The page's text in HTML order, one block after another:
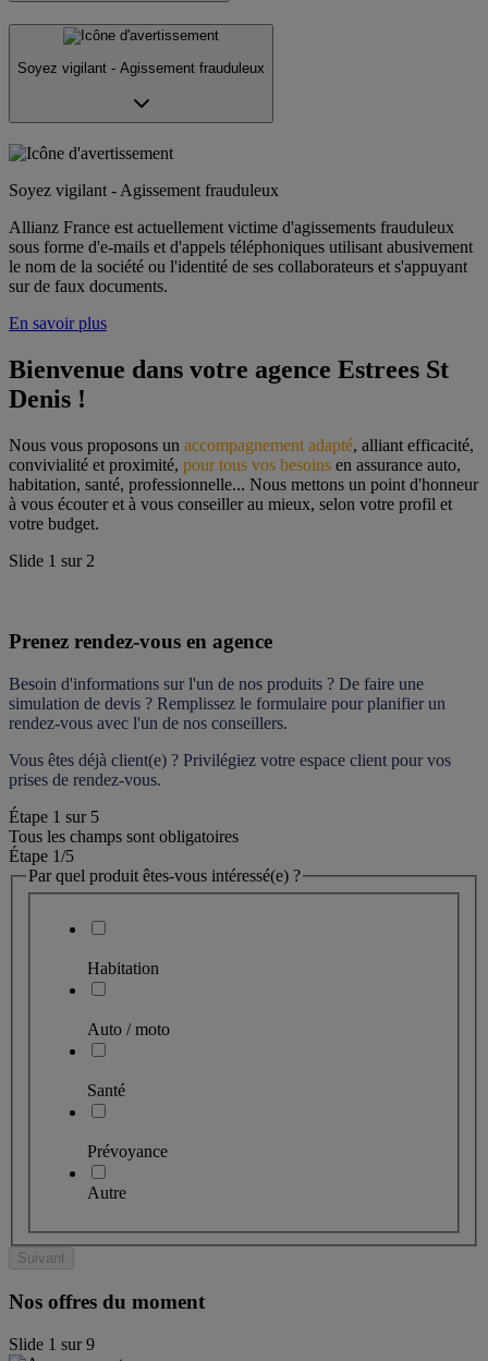
Soyez vigilant - Agissement frauduleux
Soyez vigilant - Agissement frauduleux
Allianz France est actuellement victime d'agissements frauduleux
sous forme d'e-mails et d'appels téléphoniques utilisant abusivement
le nom de la société ou l'identité de ses collaborateurs et s'appuyant
sur de faux documents.
En savoir plus
Bienvenue dans votre agence Estrees St
Denis !
Nous vous proposons un accompagnement adapté, alliant efficacité,
convivialité et proximité, pour tous vos besoins en assurance auto,
habitation, santé, professionnelle... Nous mettons un point d'honneur
à vous écouter et à vous conseiller au mieux, selon votre profil et
votre budget.
Slide 1 sur 2
Prenez rendez-vous en agence
Besoin d'informations sur l'un de nos produits ? De faire une
simulation de devis ? Remplissez le formulaire pour planifier un
rendez-vous avec l'un de nos conseillers.
Vous êtes déjà client(e) ? Privilégiez votre espace client pour vos
prises de rendez-vous.
Étape 1 sur 5
Tous les champs sont obligatoires
Étape 1/5
Par quel produit êtes-vous intéressé(e) ?
Habitation
Auto / moto
Santé
Prévoyance
Autre
Suivant
Nos offres du moment
Slide 1 sur9